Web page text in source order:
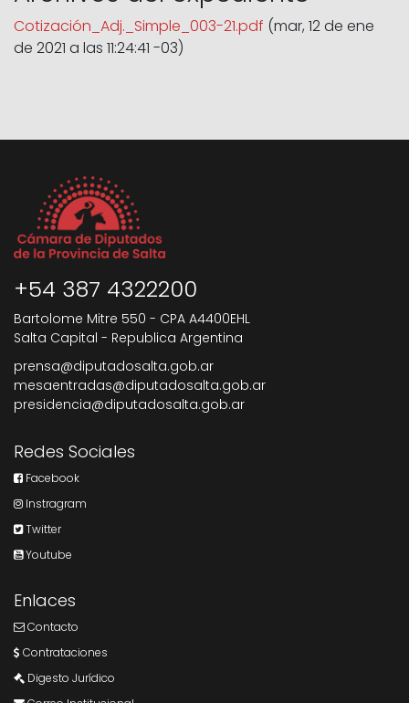
Cotización_Adj._Simple_003-21.pdf (mar, 12 de ene
de 2021 a las 11:24:41 -03)
+54 387 4322200
Bartolome Mitre 550 - CPA A4400EHL
Salta Capital - Republica Argentina
prensa@diputadosalta.gob.ar
mesaentradas@diputadosalta.gob.ar
presidencia@diputadosalta.gob.ar
Redes Sociales
Facebook
Instragram
Twitter
Youtube
Enlaces
Contacto
Contrataciones
Digesto Jurídico